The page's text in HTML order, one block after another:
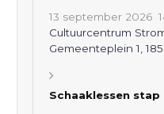
13 september 2026
Cultuurcentrum
Gemeenteplein 1,
Schaaklessen stap